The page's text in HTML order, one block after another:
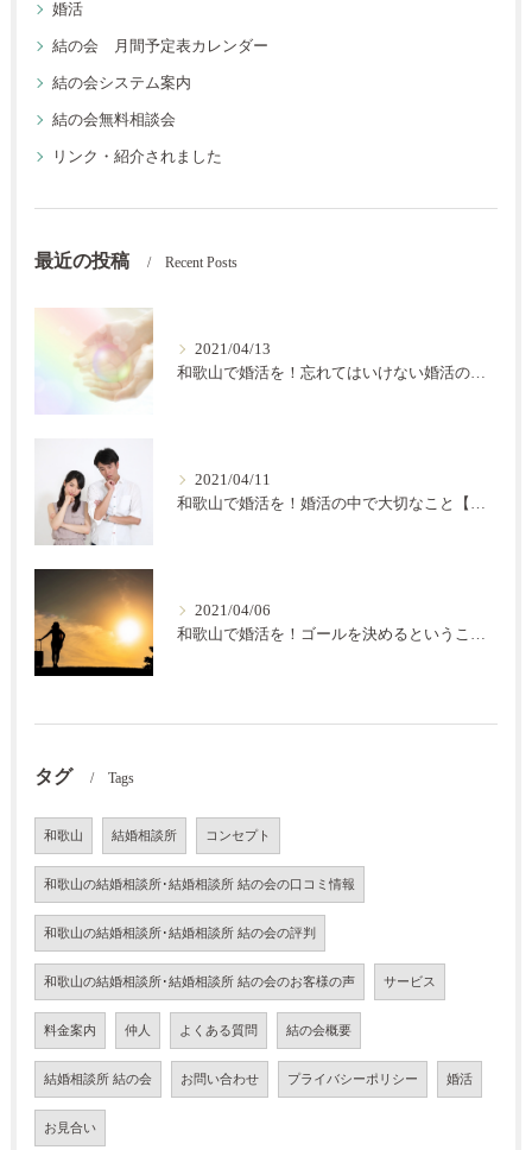
婚活
結の会 月間予定表カレンダー
結の会システム案内
結の会無料相談会
リンク・紹介されました
最近の投稿 Recent Posts
2021/04/13
和歌山で婚活を！忘れてはいけない婚活の秘訣【結の会】
2021/04/11
和歌山で婚活を！婚活の中で大切なこと【結の会】
2021/04/06
和歌山で婚活を！ゴールを決めるということ【結の会】
タグ Tags
和歌山 結婚相談所 コンセプト
和歌山の結婚相談所･結婚相談所 結の会の口コミ情報
和歌山の結婚相談所･結婚相談所 結の会の評判
和歌山の結婚相談所･結婚相談所 結の会のお客様の声 サービス
料金案内 仲人 よくある質問 結の会概要
結婚相談所 結の会 お問い合わせ プライバシーポリシー 婚活
お見合い